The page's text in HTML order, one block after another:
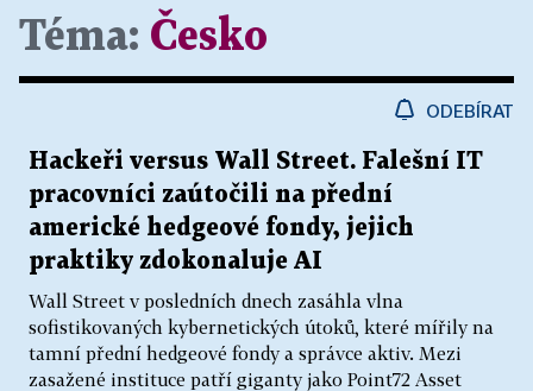
Téma: Česko
ODEBÍRAT
Hackeři versus Wall Street. Falešní IT
pracovníci zaútočili na přední
americké hedgeové fondy, jejich
praktiky zdokonaluje AI
Wall Street v posledních dnech zasáhla vlna
sofistikovaných kybernetických útoků, které mířily na
tamní přední hedgeové fondy a správce aktiv. Mezi
zasažené instituce patří giganty jako Point72 Asset